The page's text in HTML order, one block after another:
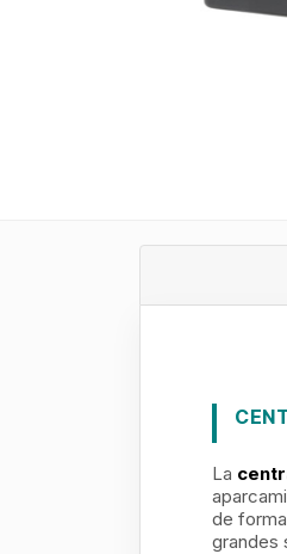
La
de
grandes